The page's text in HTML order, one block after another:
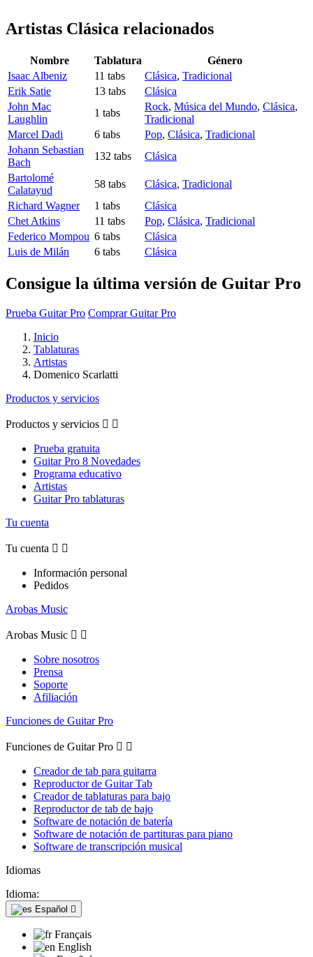
Artistas Clásica relacionados
Nombre Tablatura
Género
Isaac Albeniz
11 tabs Clásica, Tradicional
Erik Satie
13 tabs
Clásica
John Mac
Laughlin
1 tabs
Rock, Música del Mundo, Clásica,
Tradicional
Marcel Dadi
6 tabs Pop, Clásica, Tradicional
Johann Sebastian
Bach
132 tabs
Clásica
Bartolomé
Calatayud
58 tabs Clásica, Tradicional
Richard Wagner
1 tabs
Clásica
Chet Atkins
11 tabs Pop, Clásica, Tradicional
Federico Mompou 6 tabs
Clásica
Luis de Milán
6 tabs Clásica
Consigue la última versión de Guitar Pro
Prueba Guitar Pro Comprar Guitar Pro
Inicio
Tablaturas
Artistas
Domenico Scarlatti
Productos y servicios
Productos y servicios  
Prueba gratuita
Guitar Pro 8 Novedades
Programa educativo
Artistas
Guitar Pro tablaturas
Tu cuenta
Tu cuenta  
Información personal
Pedidos
Arobas Music
Arobas Music  
Sobre nosotros
Prensa
Soporte
Afiliación
Funciones de Guitar Pro
Funciones de Guitar Pro  
Creador de tab para guitarra
Reproductor de Guitar Tab
Creador de tablaturas para bajo
Reproductor de tab de bajo
Software de notación de batería
Software de notación de partituras para piano
Software de transcripción musical
Idiomas
Idioma:
Español 
Français
English